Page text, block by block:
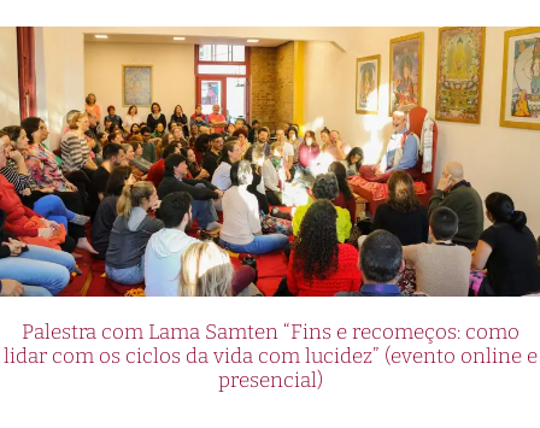
Palestra com Lama Samten “Fins e recomeços: como
lidar com os ciclos da vida com lucidez” (evento online e
presencial)